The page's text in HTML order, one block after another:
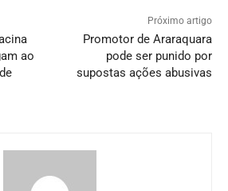
ao
Próximo artigo
Promotor de Araraquara
pode ser punido por
supostas ações abusivas